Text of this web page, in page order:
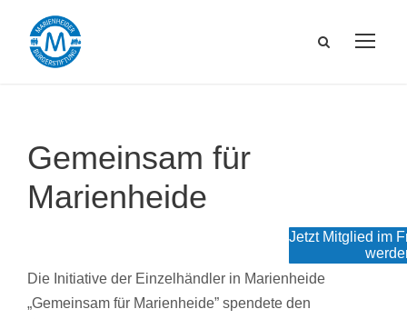
Gemeinsam für
Marienheide
Die Initiative der Einzelhändler in Marienheide
„Gemeinsam für Marienheide” spendete den
Jetzt Mitglied im